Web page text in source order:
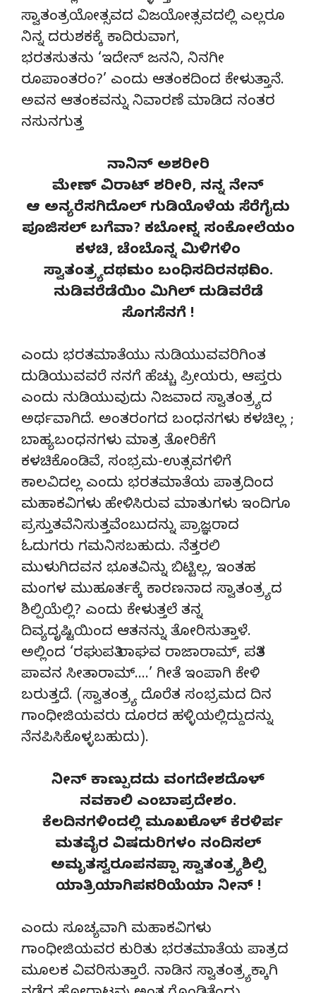
ಸ್ವಾತಂತ್ರಯೋತ್ಸವದ ವಿಜಯೋತ್ಸವದಲ್ಲಿ ಎಲ್ಲರೂ
ನಿನ್ನ ದರುಶಕಕ್ಕೆ ಕಾದಿರುವಾಗ,
ಭರತಸುತನು ‘ಇದೇನ್ ಜನನಿ, ನಿನಗೀ
ರೂಪಾಂತರಂ?’ ಎಂದು ಆತಂಕದಿಂದ ಕೇಳುತ್ತಾನೆ.
ಅವನ ಆತಂಕವನ್ನು ನಿವಾರಣೆ ಮಾಡಿದ ನಂತರ
ನಸುನಗುತ್ತ
ನಾನಿನ್ ಅಶರೀರಿ
ಮೇಣ್ ವಿರಾಟ್ ಶರೀರಿ, ನನ್ನ ನೇನ್
ಆ ಅನ್ಯರೆಸಗಿದೊಲ್ ಗುಡಿಯೊಳೆಯ ಸೆರೆಗೈದು
ಪೂಜಿಸಲ್ ಬಗೆವಾ? ಕರ್ಬೋನ್ನ ಸಂಕೋಲೆಯಂ
ಕಳಚಿ, ಚೆಂಬೊನ್ನ ಮಿಳಿಗಳಿಂ
ಸ್ವಾತಂತ್ರ್ಯದರ್ಥಮಂ ಬಂಧಿಸದಿರನರ್ಥದಿಂ.
ನುಡಿವರೆಡೆಯಿಂ ಮಿಗಿಲ್ ದುಡಿವರೆಡೆ
ಸೊಗಸೆನಗೆ !
ಎಂದು ಭರತಮಾತೆಯು ನುಡಿಯುವವರಿಗಿಂತ
ದುಡಿಯುವವರೆ ನನಗೆ ಹೆಚ್ಚು ಪ್ರೀಯರು, ಆಪ್ತರು
ಎಂದು ನುಡಿಯುವುದು ನಿಜವಾದ ಸ್ವಾತಂತ್ರ್ಯದ
ಅರ್ಥವಾಗಿದೆ. ಅಂತರಂಗದ ಬಂಧನಗಳು ಕಳಚಿಲ್ಲ ;
ಬಾಹ್ಯಬಂಧನಗಳು ಮಾತ್ರ ತೋರಿಕೆಗೆ
ಕಳಚಿಕೊಂಡಿವೆ, ಸಂಭ್ರಮ-ಉತ್ಸವಗಳಿಗೆ
ಕಾಲವಿದಲ್ಲ ಎಂದು ಭರತಮಾತೆಯ ಪಾತ್ರದಿಂದ
ಮಹಾಕವಿಗಳು ಹೇಳಿಸಿರುವ ಮಾತುಗಳು ಇಂದಿಗೂ
ಪ್ರಸ್ತುತವೆನಿಸುತ್ತವೆಂಬುದನ್ನು ಪ್ರಾಜ್ಞರಾದ
ಓದುಗರು ಗಮನಿಸಬಹುದು. ನೆತ್ತರಲಿ
ಮುಳುಗಿದವನ ಭೂತವಿನ್ನು ಬಿಟ್ಟಿಲ್ಲ, ಇಂತಹ
ಮಂಗಳ ಮುಹೂರ್ತಕ್ಕೆ ಕಾರಣನಾದ ಸ್ವಾತಂತ್ರ್ಯದ
ಶಿಲ್ಪಿಯೆಲ್ಲಿ? ಎಂದು ಕೇಳುತ್ತಲೆ ತನ್ನ
ದಿವ್ಯದೃಷ್ಟಿಯಿಂದ ಆತನನ್ನು ತೋರಿಸುತ್ತಾಳೆ.
ಅಲ್ಲಿಂದ ‘ರಘುಪತಿ ರಾಘವ ರಾಜಾರಾಮ್, ಪತಿತ
ಪಾವನ ಸೀತಾರಾಮ್….’ ಗೀತೆ ಇಂಪಾಗಿ ಕೇಳಿ
ಬರುತ್ತದೆ. (ಸ್ವಾತಂತ್ರ್ಯ ದೊರೆತ ಸಂಭ್ರಮದ ದಿನ
ಗಾಂಧೀಜಿಯವರು ದೂರದ ಹಳ್ಳಿಯಲ್ಲಿದ್ದುದನ್ನು
ನೆನಪಿಸಿಕೊಳ್ಳಬಹುದು).
ನೀನ್ ಕಾಣ್ಪುದದು ವಂಗದೇಶದೊಳ್
ನವಕಾಲಿ ಎಂಬಾಪ್ರದೇಶಂ.
ಕೆಲದಿನಗಳಿಂದಲ್ಲಿ ಮೂರ್ಖರೊಳ್ ಕೆರಳಿರ್ಪ
ಮತವೈರ ವಿಷದುರಿಗಳಂ ನಂದಿಸಲ್
ಅಮೃತಸ್ವರೂಪನಪ್ಪಾ ಸ್ವಾತಂತ್ರ್ಯಶಿಲ್ಪಿ
ಯಾತ್ರಿಯಾಗಿರ್ಪನರಿಯೆಯಾ ನೀನ್ !
ಎಂದು ಸೂಚ್ಯವಾಗಿ ಮಹಾಕವಿಗಳು
ಗಾಂಧೀಜಿಯವರ ಕುರಿತು ಭರತಮಾತೆಯ ಪಾತ್ರದ
ಮೂಲಕ ವಿವರಿಸುತ್ತಾರೆ. ನಾಡಿನ ಸ್ವಾತಂತ್ರ್ಯಕ್ಕಾಗಿ